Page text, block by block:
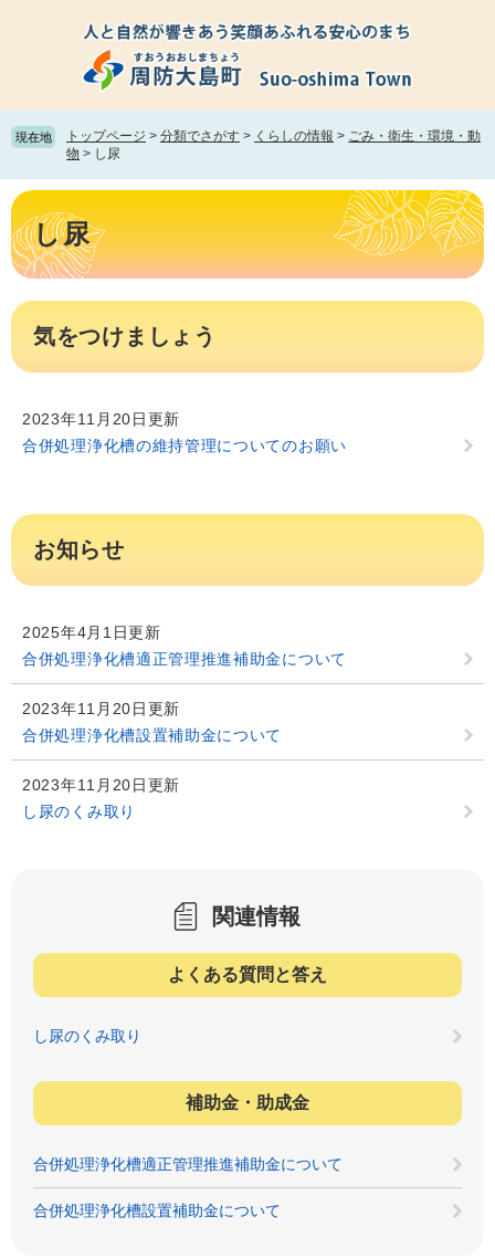
頭
で
飛
ば
て
文
へ
現在地 トップページ > 分類でさがす > くらしの情報 > ごみ・衛生・環境・動
物 > し尿
本
文 し尿
気をつけましょう
2023年11月20日更新
合併処理浄化槽の維持管理についてのお願い
お知らせ
2025年4月1日更新
合併処理浄化槽適正管理推進補助金について
2023年11月20日更新
合併処理浄化槽設置補助金について
2023年11月20日更新
し尿のくみ取り
関連情報
よくある質問と答え
し尿のくみ取り
補助金・助成金
合併処理浄化槽適正管理推進補助金について
合併処理浄化槽設置補助金について